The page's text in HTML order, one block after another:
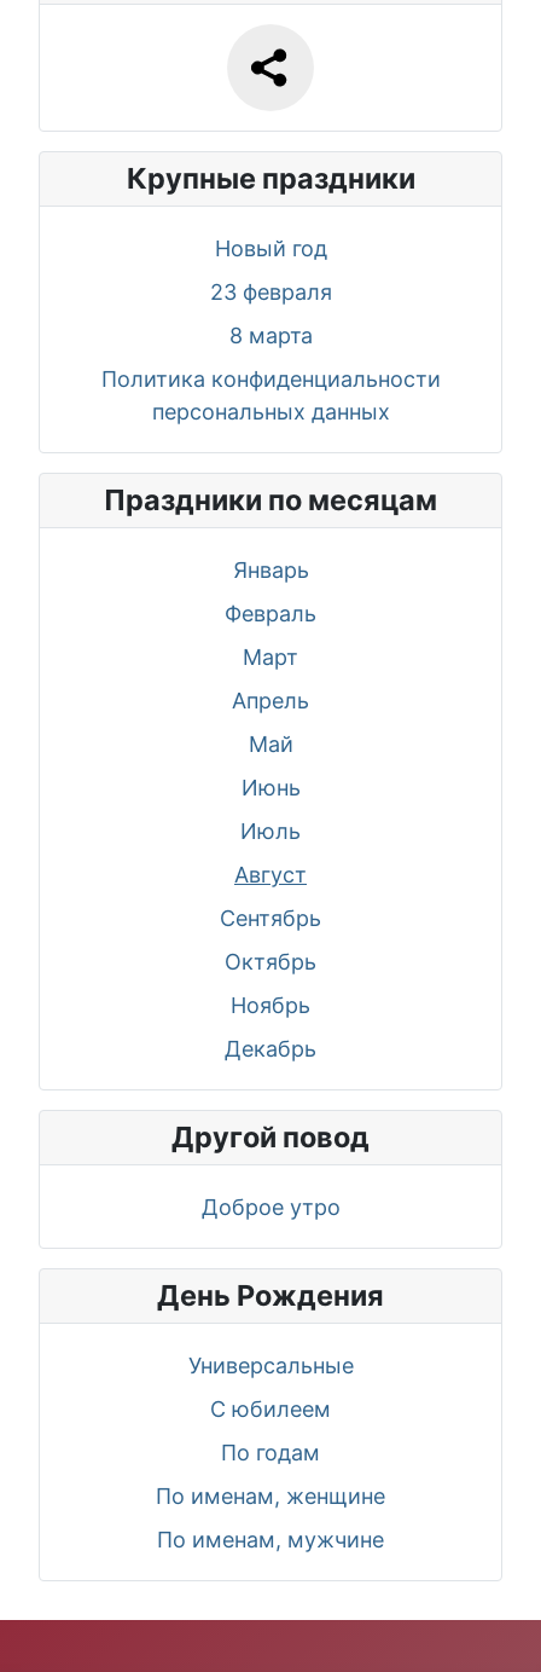
Крупные праздники
Новый год
23 февраля
8 марта
Политика конфиденциальности
персональных данных
Праздники по месяцам
Январь
Февраль
Март
Апрель
Май
Июнь
Июль
Август
Сентябрь
Октябрь
Ноябрь
Декабрь
Другой повод
Доброе утро
День Рождения
Универсальные
С юбилеем
По годам
По именам, женщине
По именам, мужчине